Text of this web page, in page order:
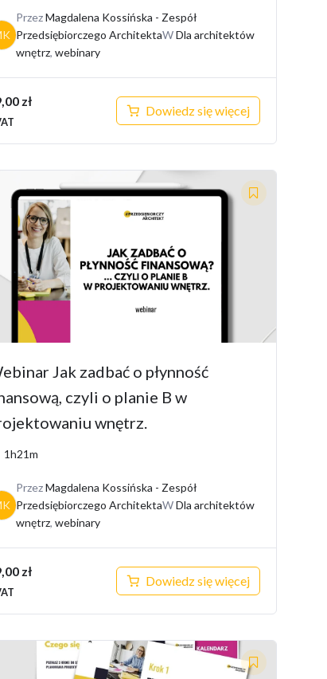
PrzezMagdalena Kossińska - Zespół
Przedsiębiorczego ArchitektaWDla architektów
wnętrz,webinary
zł
Dowiedz się więcej
Jak zadbać o płynność
czyli o planie B w
wnętrz.
1h21m
PrzezMagdalena Kossińska - Zespół
Przedsiębiorczego ArchitektaWDla architektów
wnętrz,webinary
zł
Dowiedz się więcej